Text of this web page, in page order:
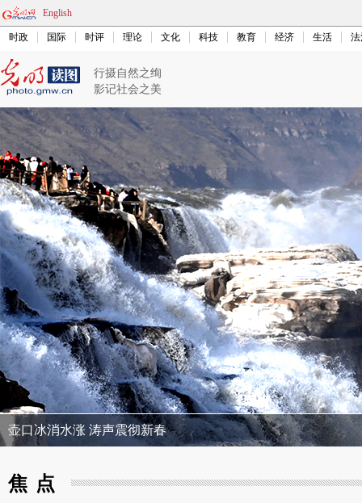
English
时政 国际 时评 理论 文化 科技 教育 经济 生活
行摄自然之绚
影记社会之美
壶口冰消水涨 涛声震彻新春
焦点